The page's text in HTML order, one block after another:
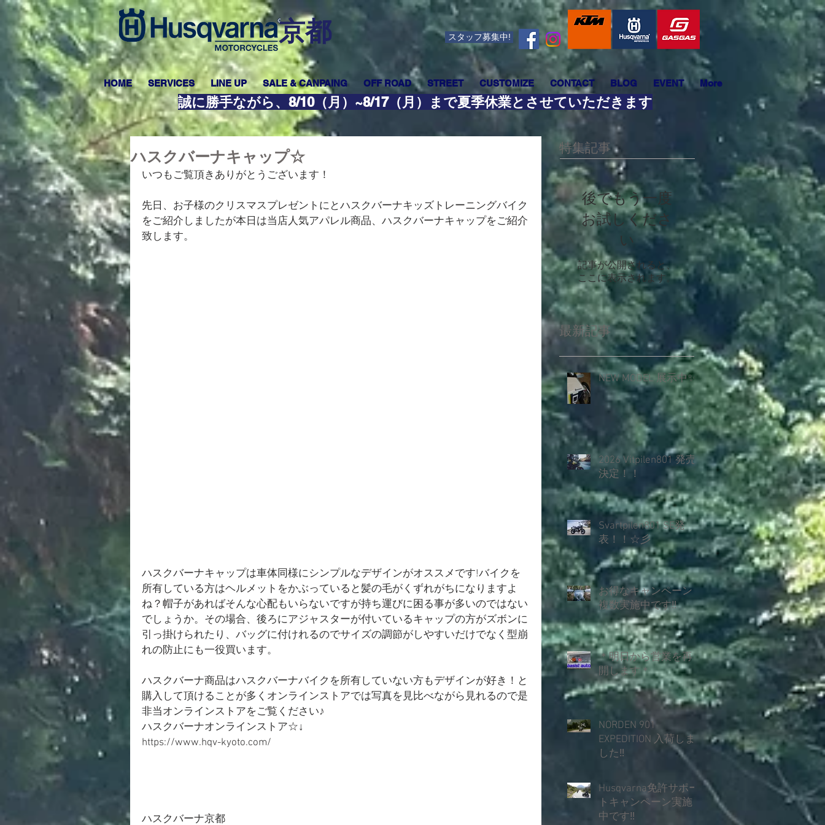
​京都 スタッフ募集中!
HOME SERVICES LINE UP SALE & CANPAING OFF ROAD STREET CUSTOMIZE CONTACT BLOG EVENT More
誠に勝手ながら、8/10（月）~8/17（月）まで夏季休業とさせていただきます
ハスクバーナキャップ☆
いつもご覧頂きありがとうございます！
先日、お子様のクリスマスプレゼントにとハスクバーナキッズトレーニングバイク
をご紹介しましたが本日は当店人気アパレル商品、ハスクバーナキャップをご紹介
致します。
ハスクバーナキャップは車体同様にシンプルなデザインがオススメです!バイクを
所有している方はヘルメットをかぶっていると髪の毛がくずれがちになりますよ
ね？帽子があればそんな心配もいらないですが持ち運びに困る事が多いのではない
でしょうか。その場合、後ろにアジャスターが付いているキャップの方がズボンに
引っ掛けられたり、バッグに付けれるのでサイズの調節がしやすいだけでなく型崩
れの防止にも一役買います。
ハスクバーナ商品はハスクバーナバイクを所有していない方もデザインが好き！と
購入して頂けることが多くオンラインストアでは写真を見比べながら見れるので是
非当オンラインストアをご覧ください♪
ハスクバーナオンラインストア☆↓
https://www.hqv-kyoto.com/
ハスクバーナ京都
特集記事
後でもう一度
お試しくださ
い
記事が公開されると、
ここに表示されます。
最新記事
NEW MODEL 展示中✨️
2026 Vitpilen801 発売
決定！！
Svartpilen801 SE発
表！！☆彡
お得なキャンペーン
複数実施中です‼
＊明日から営業を再
開します＊
NORDEN 901
EXPEDITION 入荷しま
した‼
Husqvarna免許サポー
トキャンペーン実施
中です‼